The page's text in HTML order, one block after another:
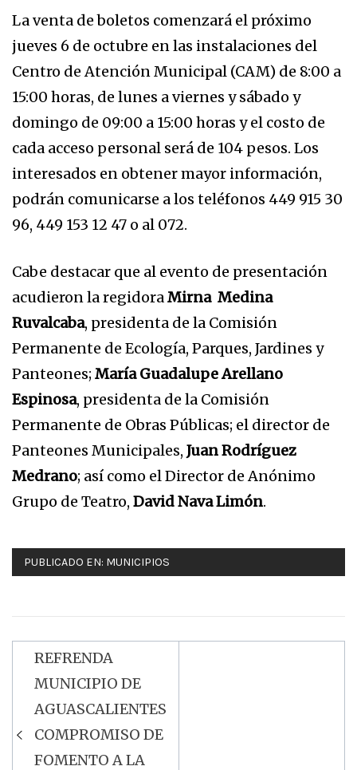
La venta de boletos comenzará el próximo
jueves 6 de octubre en las instalaciones del
Centro de Atención Municipal (CAM) de 8:00 a
15:00 horas, de lunes a viernes y sábado y
domingo de 09:00 a 15:00 horas y el costo de
cada acceso personal será de 104 pesos. Los
interesados en obtener mayor información,
podrán comunicarse a los teléfonos 449 915 30
96, 449 153 12 47 o al 072.
Cabe destacar que al evento de presentación
acudieron la regidoraMirna Medina
Ruvalcaba, presidenta de la Comisión
Permanente de Ecología, Parques, Jardines y
Panteones; María Guadalupe Arellano
Espinosa, presidenta de la Comisión
Permanente de Obras Públicas; el director de
Panteones Municipales, Juan Rodríguez
Medrano; así como el Director de Anónimo
Grupo de Teatro, David Nava Limón.
PUBLICADO EN: MUNICIPIOS
Navegación
de
entradas
REFRENDA
MUNICIPIO DE
AGUASCALIENTES
COMPROMISO DE
FOMENTO A LA